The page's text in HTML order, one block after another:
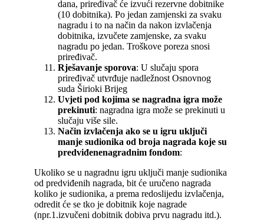
dana, priređivač će izvući rezervne dobitnike
(10 dobitnika). Po jedan zamjenski za svaku
nagradu i to na način da nakon izvlačenja
dobitnika, izvučete zamjenske, za svaku
nagradu po jedan. Troškove poreza snosi
priređivač.
Rješavanje sporova: U slučaju spora
priređivač utvrđuje nadležnost Osnovnog
suda Širioki Brijeg
Uvjeti pod kojima se nagradna igra može
prekinuti: nagradna igra može se prekinuti u
slučaju više sile.
Način izvlačenja ako se u igru uključi
manje sudionika od broja nagrada koje su
predviđenenagradnim fondom:
Ukoliko se u nagradnu igru uključi manje sudionika
od predviđenih nagrada, bit će uručeno nagrada
koliko je sudionika, a prema redoslijedu izvlačenja,
odredit će se tko je dobitnik koje nagrade
(npr.1.izvučeni dobitnik dobiva prvu nagradu itd.).